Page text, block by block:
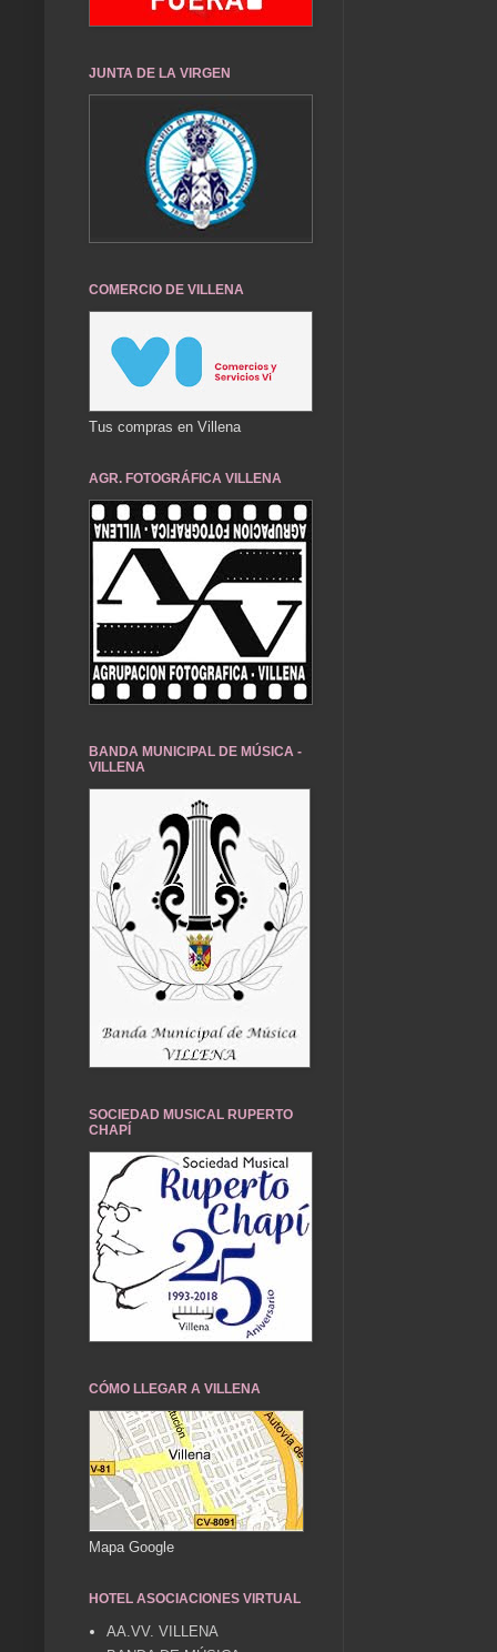
JUNTA DE LA VIRGEN
COMERCIO DE VILLENA
Tus compras en Villena
AGR. FOTOGRÁFICA VILLENA
BANDA MUNICIPAL DE MÚSICA -
VILLENA
SOCIEDAD MUSICAL RUPERTO
CHAPÍ
CÓMO LLEGAR A VILLENA
Mapa Google
HOTEL ASOCIACIONES VIRTUAL
AA.VV. VILLENA